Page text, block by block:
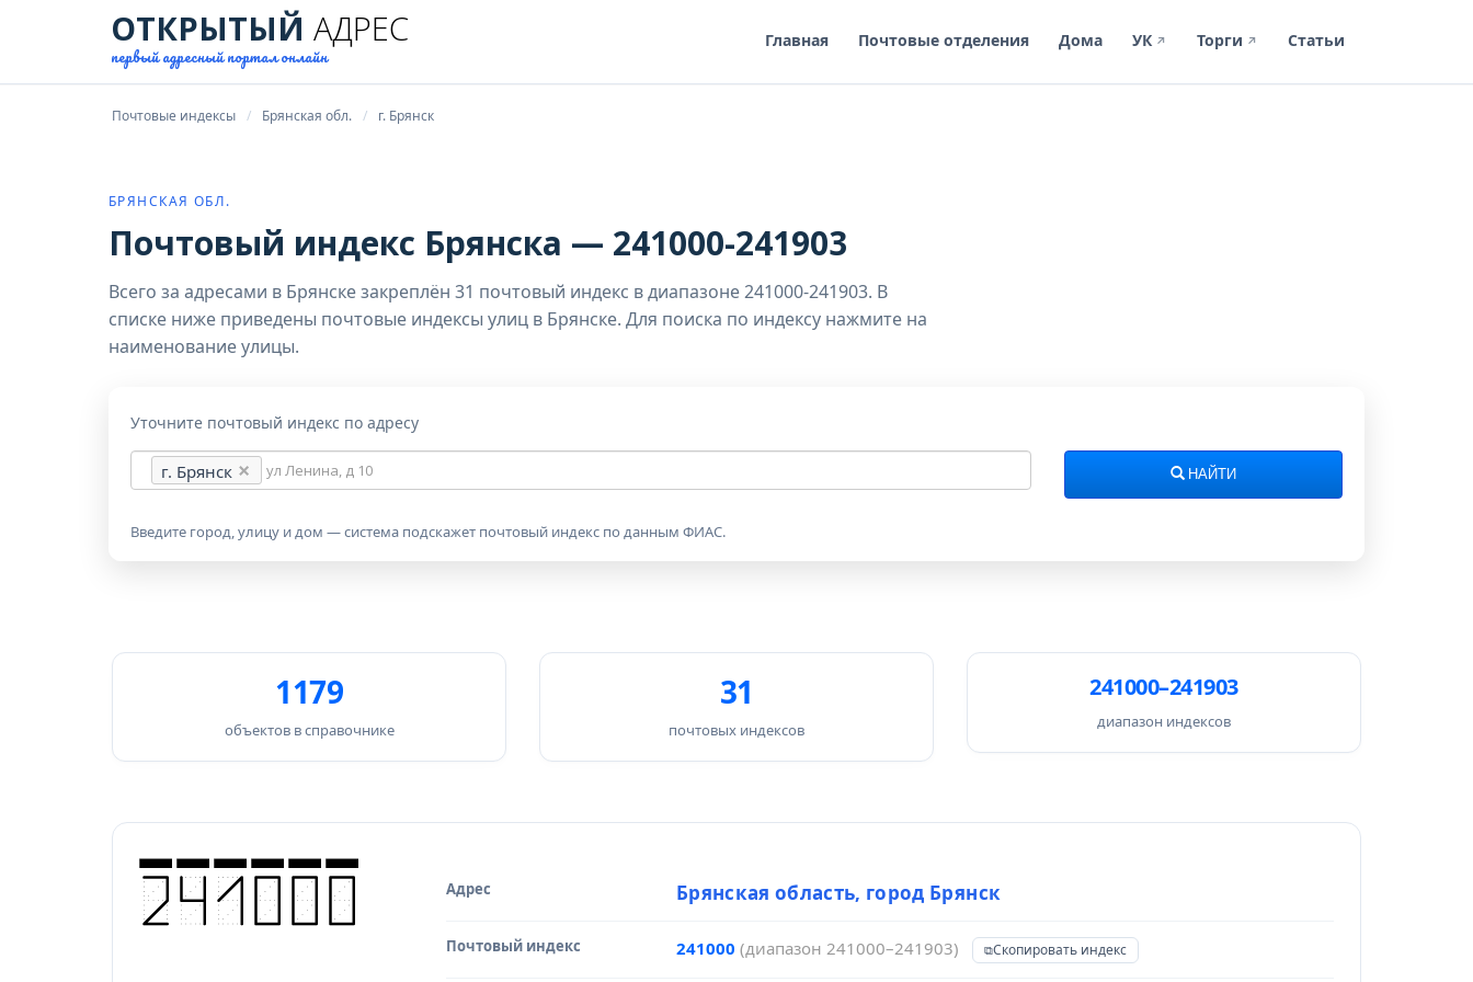
ОТКРЫТЫЙ АДРЕС
первый адресный портал онлайн
Главная Почтовые отделения Дома УК ↗ Торги ↗ Статьи
Почтовые индексы Брянская обл. г. Брянск
БРЯНСКАЯ ОБЛ.
Почтовый индекс Брянска — 241000-241903
Всего за адресами в Брянске закреплён 31 почтовый индекс в диапазоне 241000-241903. В
списке ниже приведены почтовые индексы улиц в Брянске. Для поиска по индексу нажмите на
наименование улицы.
Уточните почтовый индекс по адресу
Адрес
для
индекса
г. Брянск
Введите город, улицу и дом — система подскажет почтовый индекс по данным ФИАС.
НАЙТИ
1179
объектов в справочнике
31
почтовых индексов
241000–241903
диапазон индексов
Адрес Брянская область, город Брянск
Почтовый индекс 241000 (диапазон 241000–241903) Скопировать индекс
Источник данных